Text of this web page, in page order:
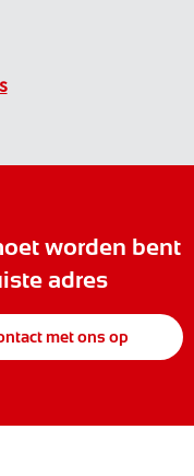
worden bent
adres
met ons op